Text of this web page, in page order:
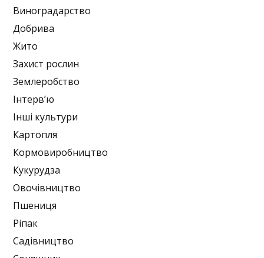
Виноградарство
Добрива
Жито
Захист рослин
Землеробство
Інтерв’ю
Інші культури
Картопля
Кормовиробництво
Кукурудза
Овочівництво
Пшениця
Ріпак
Садівництво